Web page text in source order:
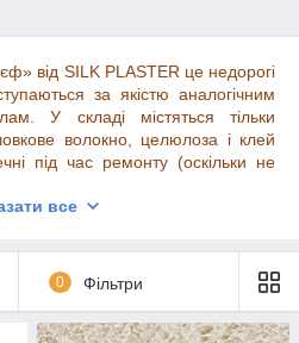
від SILK PLASTER це недорогі
за якістю аналогічним
У складі містяться тільки
волокно, целюлоза і клей
під час ремонту (оскільки не
для стін і стелі будуть радувати
«Рельєф» не тільки створює
але і відмінно маскує дрібні
волокна забезпечують
все
0 Фільтри